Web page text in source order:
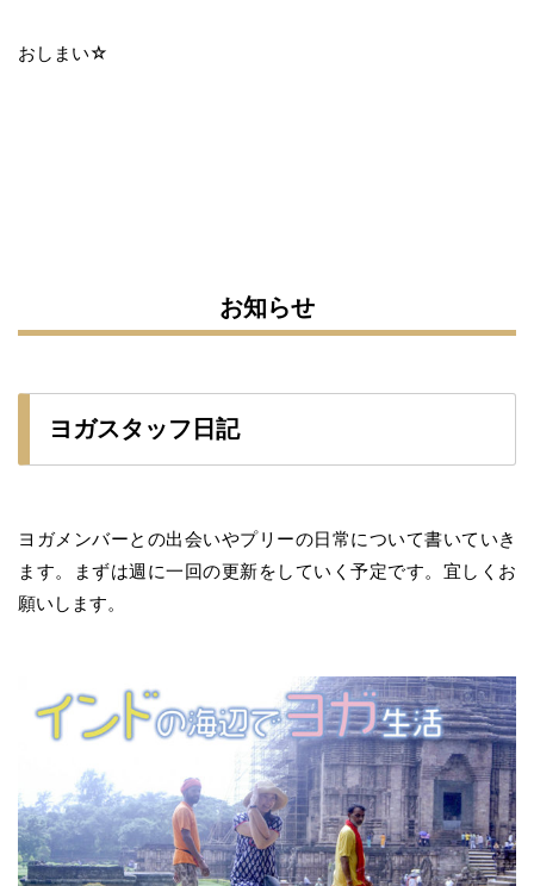
おしまい☆
お知らせ
ヨガスタッフ日記
ヨガメンバーとの出会いやプリーの日常について書いていき
ます。まずは週に一回の更新をしていく予定です。宜しくお
願いします。